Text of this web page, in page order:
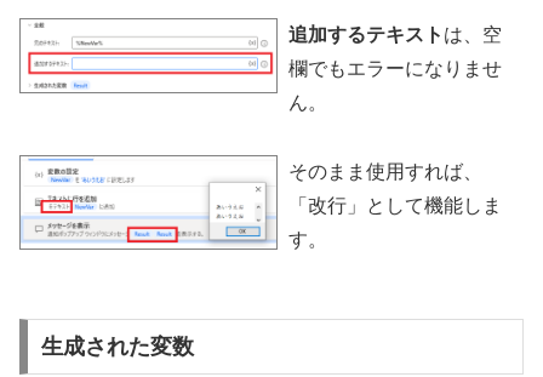
追加するテキスト は、空
欄でもエラーになりませ
ん。
そのまま使用すれば、
「改行」として機能しま
す。
生成された変数